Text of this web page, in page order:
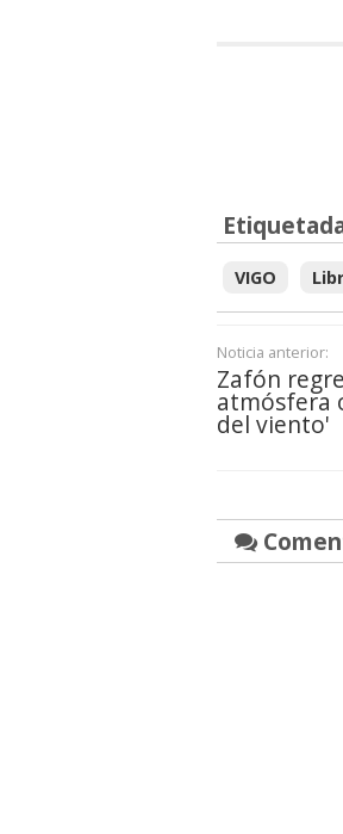
VIGO
Noticia anterior:
Zafón
atmósfera
del viento'